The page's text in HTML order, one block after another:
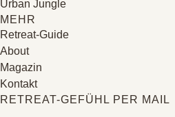
Urban Jungle
MEHR
Retreat-Guide
About
Magazin
Kontakt
RETREAT-GEFÜHL PER MAIL